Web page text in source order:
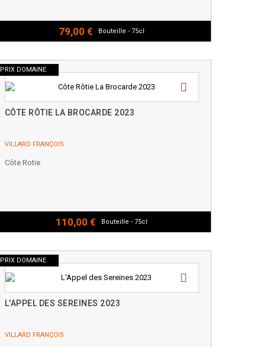
79,00 € Bouteille - 75cl
PRIX DOMAINE
CÔTE RÔTIE LA BROCARDE 2023
VILLARD FRANÇOIS
Côte Rotie
110,00 € Bouteille - 75cl
PRIX DOMAINE
L'APPEL DES SEREINES 2023
VILLARD FRANÇOIS